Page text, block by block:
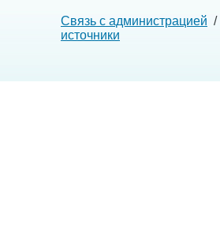
Связь с администрацией /
источники